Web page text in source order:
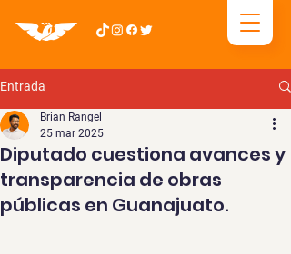
Entrada
Diputado cuestiona avances y
transparencia de obras
públicas en Guanajuato.
Brian Rangel
25 mar 2025